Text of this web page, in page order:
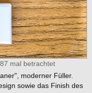
mal betrachtet
moderner Füller.
sowie das Finish des